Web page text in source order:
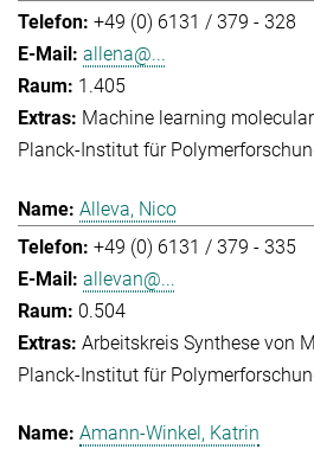
+49 (0) 6131 / 379 - 328
allena@...
1.405
Machine learning
Planck-Institut für
Alleva, Nico
+49 (0) 6131 / 379 - 335
allevan@...
0.504
Arbeitskreis Synthese von
Planck-Institut für
Amann-Winkel, Katrin